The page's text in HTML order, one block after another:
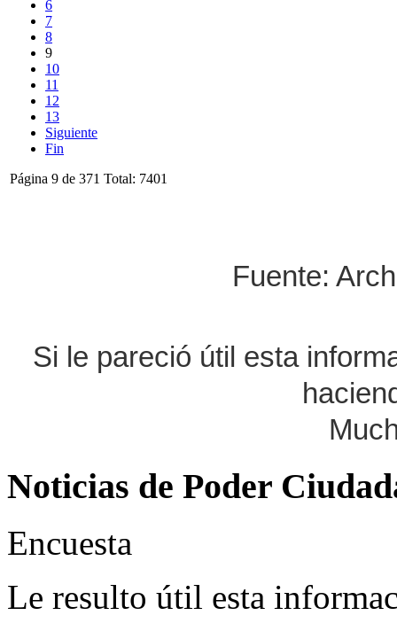
6
7
8
9
10
11
12
13
Siguiente
Fin
Página 9 de 371 Total: 7401
Fuente:
Si le pareció útil esta
Noticias de Poder
Encuesta
Le resulto útil esta